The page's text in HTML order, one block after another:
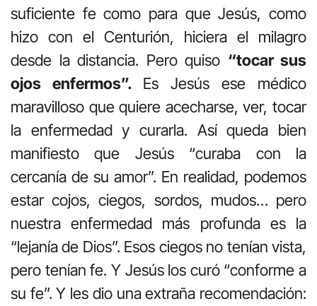
suficiente fe como para que Jesús, como
hizo con el Centurión, hiciera el milagro
desde la distancia. Pero quiso “tocar sus
ojos enfermos”. Es Jesús ese médico
maravilloso que quiere acecharse, ver, tocar
la enfermedad y curarla. Así queda bien
manifiesto que Jesús “curaba con la
cercanía de su amor”. En realidad, podemos
estar cojos, ciegos, sordos, mudos… pero
nuestra enfermedad más profunda es la
“lejanía de Dios”. Esos ciegos no tenían vista,
pero tenían fe. Y Jesús los curó “conforme a
su fe”. Y les dio una extraña recomendación: